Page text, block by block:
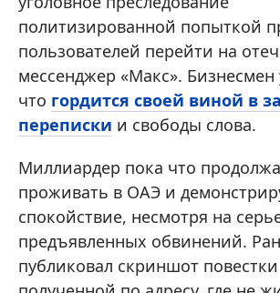
политизированной попыткой
пользователей перейти на
мессенджер «Макс». Бизнесмен
что гордится своей виной в
переписки и свободы слова.
Миллиардер пока что
проживать в ОАЭ и
спокойствие, несмотря на
предъявленных обвинений.
публиковал скриншот